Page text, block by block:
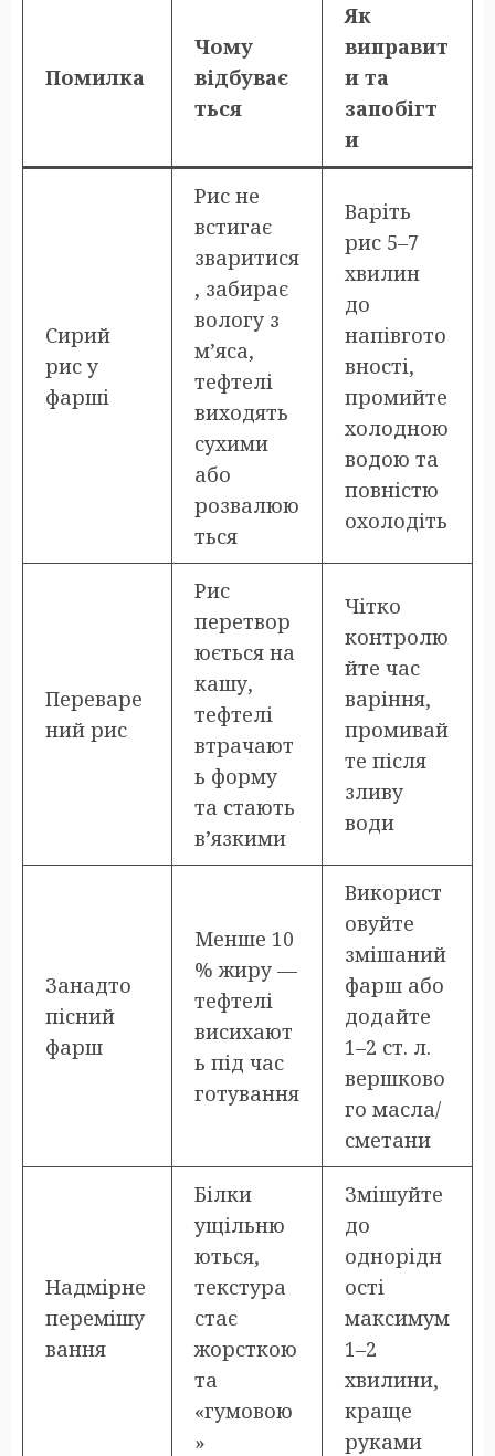
Помилка
Чому
відбуває
ться
Як
виправит
и та
запобігт
и
Сирий
рис у
фарші
Рис не
встигає
зваритися
, забирає
вологу з
м’яса,
тефтелі
виходять
сухими
або
розвалюю
ться
Варіть
рис 5–7
хвилин
до
напівгото
вності,
промийте
холодною
водою та
повністю
охолодіть
Переваре
ний рис
Рис
перетвор
юється на
кашу,
тефтелі
втрачают
ь форму
та стають
в’язкими
Чітко
контролю
йте час
варіння,
промивай
те після
зливу
води
Занадто
пісний
фарш
Менше 10
% жиру —
тефтелі
висихают
ь під час
готування
Використ
овуйте
змішаний
фарш або
додайте
1–2 ст. л.
вершково
го масла/
сметани
Надмірне
перемішу
вання
Білки
ущільню
ються,
текстура
стає
жорсткою
та
«гумовою
»
Змішуйте
до
однорідн
ості
максимум
1–2
хвилини,
краще
руками